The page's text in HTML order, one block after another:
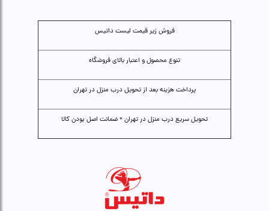
فروش زیر قیمت لیست داتیس
تنوع محصول و اعتبار بالای فروشگاه
پرداخت هزینه بعد از تحویل درب منزل در تهران
تحویل سریع درب منزل در تهران + ضمانت اصل بودن کالا